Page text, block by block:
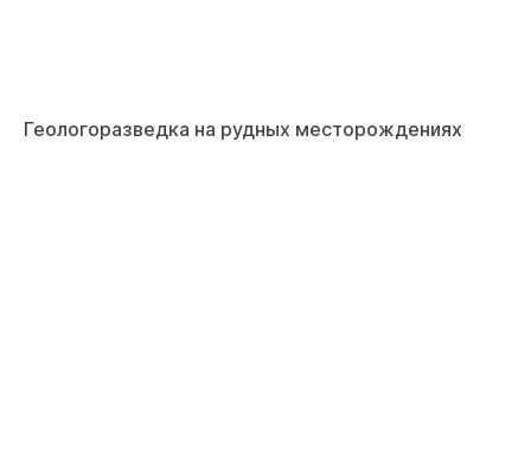
Геологоразведка на рудных месторождениях